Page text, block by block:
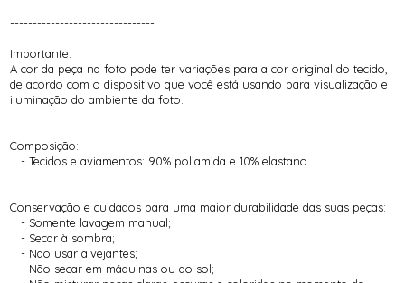
--------------------------------
Importante:
A cor da peça na foto pode ter variações para a cor original do tecido,
de acordo com o dispositivo que você está usando para visualização e
iluminação do ambiente da foto.
Composição:
- Tecidos e aviamentos: 90% poliamida e 10% elastano
Conservação e cuidados para uma maior durabilidade das suas peças:
- Somente lavagem manual;
- Secar à sombra;
- Não usar alvejantes;
- Não secar em máquinas ou ao sol;